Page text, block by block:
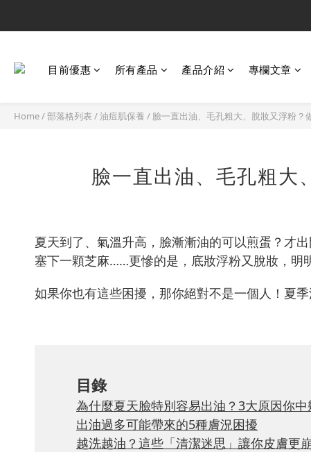
目前優惠 所有產品 產品介紹 專欄文章
Home/部落格列表 /油痘肌保養 / 臉一直出油、毛孔粗大、脫妝又浮粉？
臉一直出油、毛孔粗大
夏天到了、氣溫升高，臉漸漸油的可以煎蛋？才
塞下一顆芝麻……更慘的是，底妝浮粉又脫妝，明
如果你也有這些困擾，那你絕對不是一個人！夏
目錄
為什麼夏天臉特別容易出油？3大原因你中
出油過多可能帶來的5種膚況困擾
越洗越油？這些「清潔迷思」讓你皮膚更